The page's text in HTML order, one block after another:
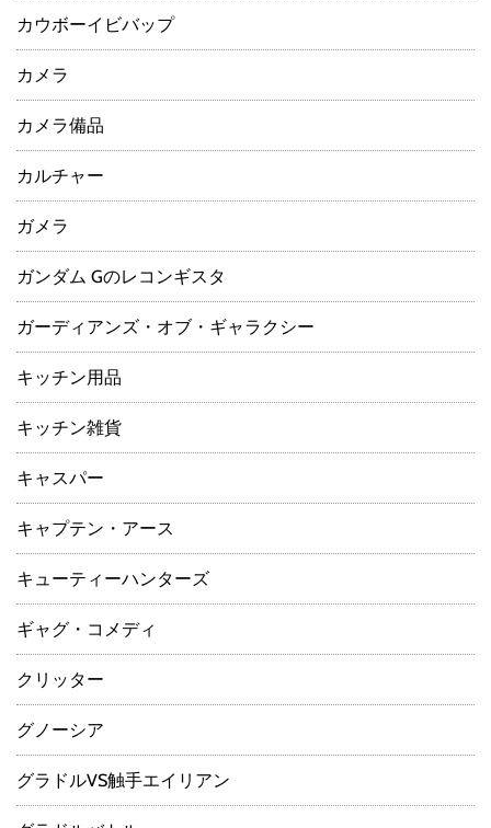
カウボーイビバップ
カメラ
カメラ備品
カルチャー
ガメラ
ガンダム Gのレコンギスタ
ガーディアンズ・オブ・ギャラクシー
キッチン用品
キッチン雑貨
キャスパー
キャプテン・アース
キューティーハンターズ
ギャグ・コメディ
クリッター
グノーシア
グラドルVS触手エイリアン